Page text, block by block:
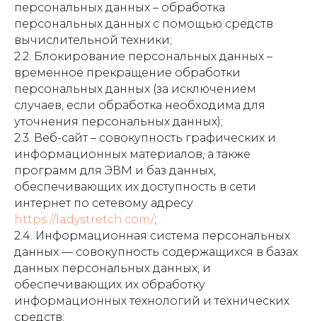
персональных данных – обработка
персональных данных с помощью средств
вычислительной техники;
2.2. Блокирование персональных данных –
временное прекращение обработки
персональных данных (за исключением
случаев, если обработка необходима для
уточнения персональных данных);
2.3. Веб-сайт – совокупность графических и
информационных материалов, а также
программ для ЭВМ и баз данных,
обеспечивающих их доступность в сети
интернет по сетевому адресу
https://ladystretch.com/;
2.4. Информационная система персональных
данных — совокупность содержащихся в базах
данных персональных данных, и
обеспечивающих их обработку
информационных технологий и технических
средств;